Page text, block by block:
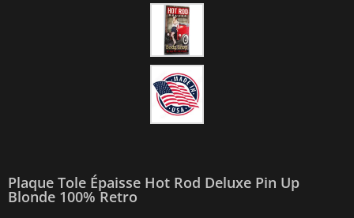
Plaque Tole Épaisse Hot Rod Deluxe Pin Up
Blonde 100% Retro